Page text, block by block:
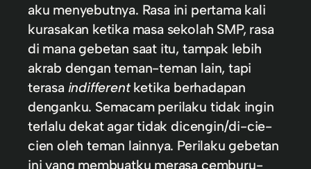
aku menyebutnya. Rasa ini pertama kali
kurasakan ketika masa sekolah SMP, rasa
di mana gebetan saat itu, tampak lebih
akrab dengan teman-teman lain, tapi
terasa indifferentketika berhadapan
denganku. Semacam perilaku tidak ingin
terlalu dekat agar tidak dicengin/di-cie-
cien oleh teman lainnya. Perilaku gebetan
ini yang membuatku merasa cemburu-